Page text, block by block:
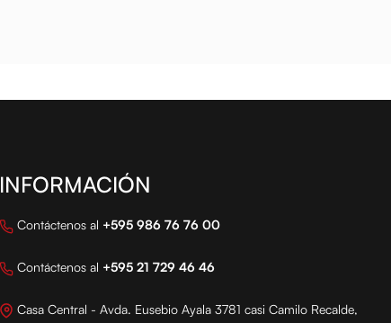
INFORMACIÓN
Contáctenos al +595 986 76 76 00
Contáctenos al +595 21 729 46 46
Casa Central - Avda. Eusebio Ayala 3781 casi Camilo Recalde,